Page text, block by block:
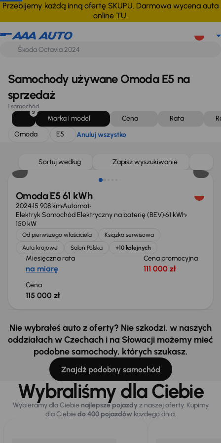
Przebijemy każdą inną ofertę SKUPU. Darmowa wycena auta
online TU.
Omoda E5 Anuluj wszystko
Samochody używane Omoda E5 na
sprzedaż
1 samochód
2
Marka i model Cena Rata
Omoda
E5 Anuluj wszystko
Sortuj według Zapisz wyszukiwanie
Od nowego taniej o 24 999 zł
Omoda E5 61 kWh
202415 908 kmAutomat
Elektryk Samochód Elektryczny na baterię (BEV)61 kWh
150 kW
Od pierwszego właściciela
Książka serwisowa
Auta krajowe
Salon Polska +10 kolejnych
Miesięczna rata
na miarę
Cena promocyjna
111 000 zł
Cena
115 000 zł
Nie wybrałeś auto z oferty? Nie szkodzi, w naszych
oddziałach w Czechach i na Słowacji możemy mieć
podobne samochody, których szukasz.
Znajdź podobny samochód
Wybraliśmy dla Ciebie
Wybieramy dla Ciebie najlepsze pojazdy z naszej oferty. Kupimy
dla Ciebiedo 400 pojazdówkażdego dnia.